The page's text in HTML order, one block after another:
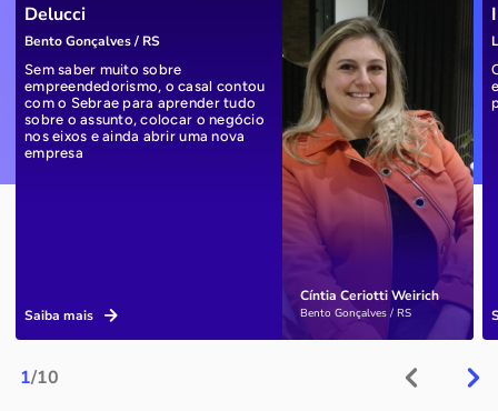
1/10
Cíntia Ceriotti Weirich
Bento Gonçalves / RS
Delucci
Bento Gonçalves / RS
Sem saber muito sobre
empreendedorismo, o casal contou
com o Sebrae para aprender tudo
sobre o assunto, colocar o negócio
nos eixos e ainda abrir uma nova
empresa
Saiba mais